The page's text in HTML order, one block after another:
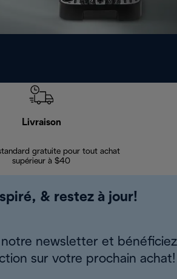
Livraison
gratuite pour tout achat
supérieur à $40
& restez à jour!
notre newsletter et bénéficiez
sur votre prochain achat!